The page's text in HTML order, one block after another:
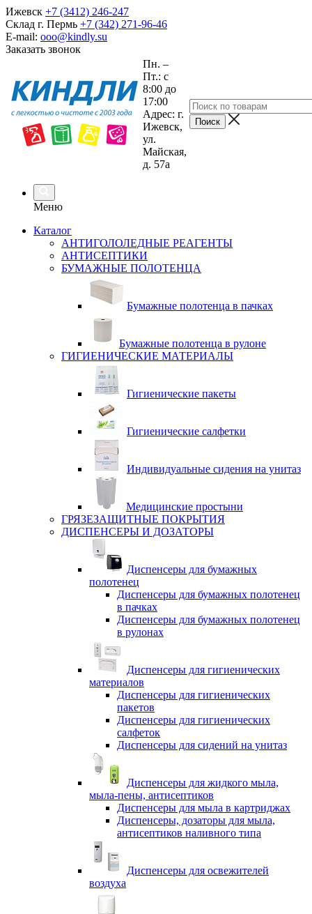
Ижевск +7 (3412) 246-247
Склад г. Пермь +7 (342) 271-96-46
E-mail: ooo@kindly.su
Заказать звонок
Пн. –
Пт.: с
8:00 до
17:00
Адрес: г.
Ижевск,
ул.
Майская,
д. 57а
Меню
Каталог
АНТИГОЛОЛЕДНЫЕ РЕАГЕНТЫ
АНТИСЕПТИКИ
БУМАЖНЫЕ ПОЛОТЕНЦА
Бумажные полотенца в пачках
Бумажные полотенца в рулоне
ГИГИЕНИЧЕСКИЕ МАТЕРИАЛЫ
Гигиенические пакеты
Гигиенические салфетки
Индивидуальные сидения на унитаз
Медицинские простыни
ГРЯЗЕЗАЩИТНЫЕ ПОКРЫТИЯ
ДИСПЕНСЕРЫ И ДОЗАТОРЫ
Диспенсеры для бумажных
полотенец
Диспенсеры для бумажных полотенец
в пачках
Диспенсеры для бумажных полотенец
в рулонах
Диспенсеры для гигиенических
материалов
Диспенсеры для гигиенических
пакетов
Диспенсеры для гигиенических
салфеток
Диспенсеры для сидений на унитаз
Диспенсеры для жидкого мыла,
мыла-пены, антисептиков
Диспенсеры для мыла в картриджах
Диспенсеры, дозаторы для мыла,
антисептиков наливного типа
Диспенсеры для освежителей
воздуха